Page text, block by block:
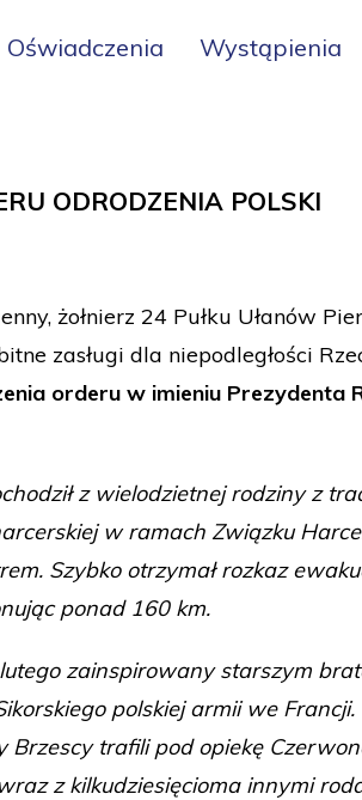
ODRODZENIA POLSKI
żołnierz 24 Pułku Ułanów
zasługi dla niepodległości
orderu w imieniu Prezydenta
z wielodzietnej rodziny z
w ramach Związku
Szybko otrzymał rozkaz
ponad 160 km.
zainspirowany starszym
polskiej armii we
trafili pod opiekę
z kilkudziesięcioma innymi
Oświadczenia Wystąpienia